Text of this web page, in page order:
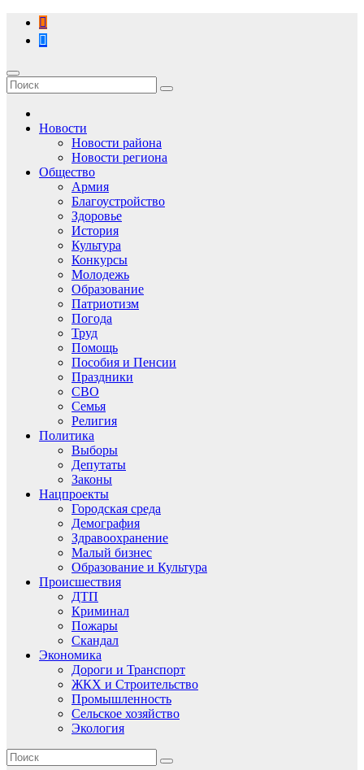
Перейти
содержимому
Новости
Новости района
Новости региона
Общество
Армия
Благоустройство
Здоровье
История
Культура
Конкурсы
Молодежь
Образование
Патриотизм
Погода
Труд
Помощь
Пособия и Пенсии
Праздники
СВО
Семья
Религия
Политика
Выборы
Депутаты
Законы
Нацпроекты
Городская среда
Демография
Здравоохранение
Малый бизнес
Образование и Культура
Происшествия
ДТП
Криминал
Пожары
Скандал
Экономика
Дороги и Транспорт
ЖКХ и Строительство
Промышленность
Сельское хозяйство
Экология